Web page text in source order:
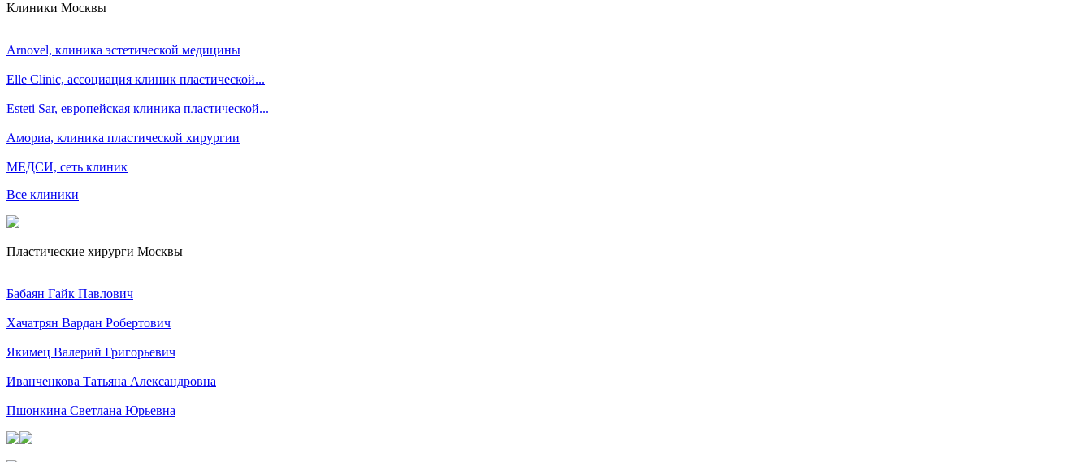
Клиники Москвы
Arnovel, клиника эстетической медицины
Elle Clinic, ассоциация клиник пластической...
Esteti Sar, eвропейская клиника пластической...
Амориа, клиника пластической хирургии
МЕДСИ, сеть клиник
Все клиники
Пластические хирурги Москвы
Бабаян Гайк Павлович
Хачатрян Вардан Робертович
Якимец Валерий Григорьевич
Иванченкова Татьяна Александровна
Пшонкина Светлана Юрьевна